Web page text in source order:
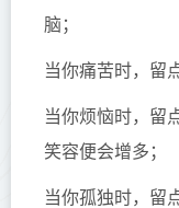
脑；
当你痛苦时，留
当你烦恼时，留
笑容便会增多；
当你孤独时，留